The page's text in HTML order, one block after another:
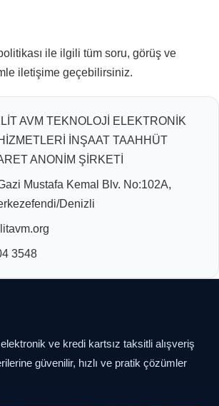
ile ilgili tüm soru, görüş ve
iletişime geçebilirsiniz.
AVM TEKNOLOJİ ELEKTRONİK
İNŞAAT TAAHHÜT
ANONİM ŞİRKETİ
Mustafa Kemal Blv. No:102A,
Denizli
3548
ve kredi kartsız taksitli alışveriş
güvenilir, hızlı ve pratik çözümler